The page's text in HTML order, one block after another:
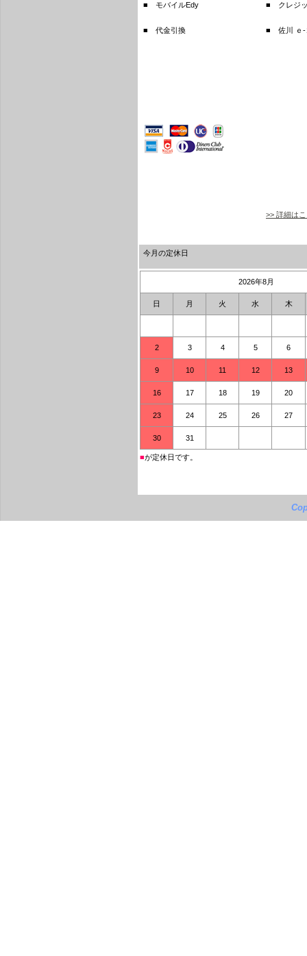
■ モバイルEdy ■ クレジ
■ 代金引換 ■ 佐川 ｅ-
>> 詳細は
今月の定休日
2026年8月
日 月 火 水 木
2 3 4 5 6
9 10 11 12 13
16 17 18 19 20
23 24 25 26 27
30 31
■が定休日です。